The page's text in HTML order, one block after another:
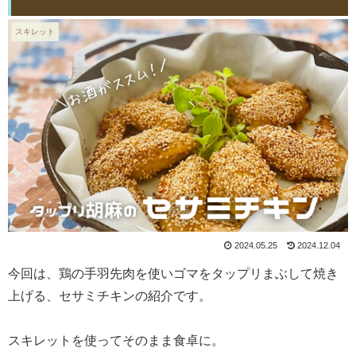
スキレット
2024.05.25 2024.12.04
今回は、鶏の手羽先肉を使いゴマをタップリまぶして焼き
上げる、セサミチキンの紹介です。
スキレットを使ってそのまま食卓に。